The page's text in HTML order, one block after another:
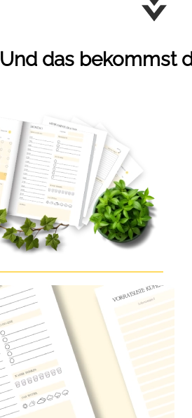
Und das bekommst